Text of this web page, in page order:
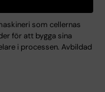
som cellernas
för att bygga sina
i processen. Avbildad